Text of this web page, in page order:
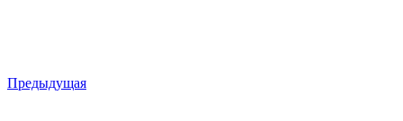
Предыдущая